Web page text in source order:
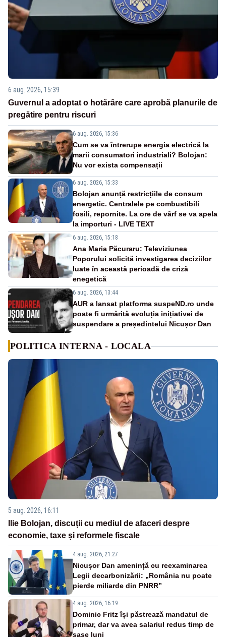
6 aug. 2026, 15:39
Guvernul a adoptat o hotărâre care aprobă planurile de
pregătire pentru riscuri
6 aug. 2026, 15:36
Cum se va întrerupe energia electrică la
marii consumatori industriali? Bolojan:
Nu vor exista compensații
6 aug. 2026, 15:33
Bolojan anunță restricțiile de consum
energetic. Centralele pe combustibili
fosili, repornite. La ore de vârf se va apela
la importuri - LIVE TEXT
6 aug. 2026, 15:18
Ana Maria Păcuraru: Televiziunea
Poporului solicită investigarea deciziilor
luate în această perioadă de criză
enegetică
6 aug. 2026, 13:44
AUR a lansat platforma suspeND.ro unde
poate fi urmărită evoluția inițiativei de
suspendare a președintelui Nicușor Dan
POLITICA INTERNA - LOCALA
5 aug. 2026, 16:11
Ilie Bolojan, discuții cu mediul de afaceri despre
economie, taxe și reformele fiscale
4 aug. 2026, 21:27
Nicușor Dan amenință cu reexaminarea
Legii decarbonizării: „România nu poate
pierde miliarde din PNRR”
4 aug. 2026, 16:19
Dominic Fritz își păstrează mandatul de
primar, dar va avea salariul redus timp de
șase luni